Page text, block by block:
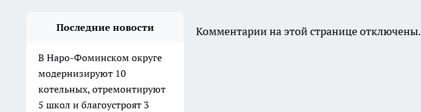
Последние новости
В Наро-Фоминском округе
модернизируют 10
котельных, отремонтируют
5 школ и благоустроят 3
Комментарии на этой странице отключены.